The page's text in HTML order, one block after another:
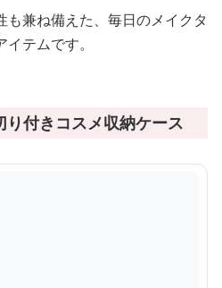
兼ね備えた、毎日のメイクタ
テムです。
付きコスメ収納ケース